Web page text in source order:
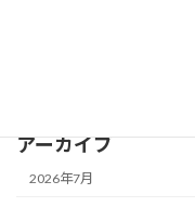
アーカイブ
2026年7月